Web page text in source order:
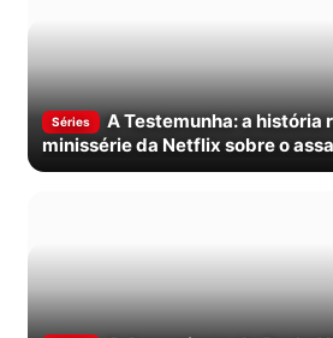
Séries
A Testemunha: a história
minissérie da Netflix sobre o
Nickell